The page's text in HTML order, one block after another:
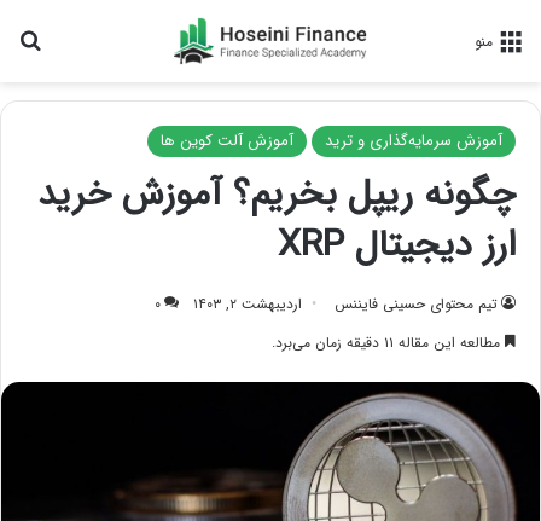
منو
آموزش سرمایه‌گذاری و ترید آموزش آلت کوین ها
چگونه ریپل بخریم؟ آموزش خرید
ارز دیجیتال XRP
تیم محتوای حسینی‌ فایننس اردیبهشت ۲, ۱۴۰۳
۰
مطالعه این مقاله ۱۱ دقیقه زمان می‌برد.